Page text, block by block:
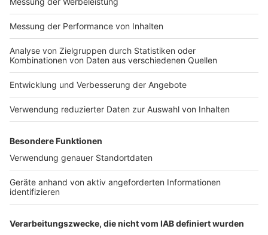
veröffentlicht werden. Die Hochschule will damit die
Erkenntnisse nicht nur intern nutzen, sondern auch für
Interessierte zugänglich machen. Das Projekt
verbindet damit Forschung und öffentliche
Information. Für die Studierenden ist es gleichzeitig
Methoden im Bereich Personal und
Arbeitspsychologie.
anderen Angeboten rund um Berufs- und
Studienorientierung Thema bei Welle Niederrhein. So
hatte die HSNR Anfang2026zu denWochen der
Studienorientierungeingeladen. Dabei konnten sich
Interessierte über Studiengänge, offene Vorlesungen